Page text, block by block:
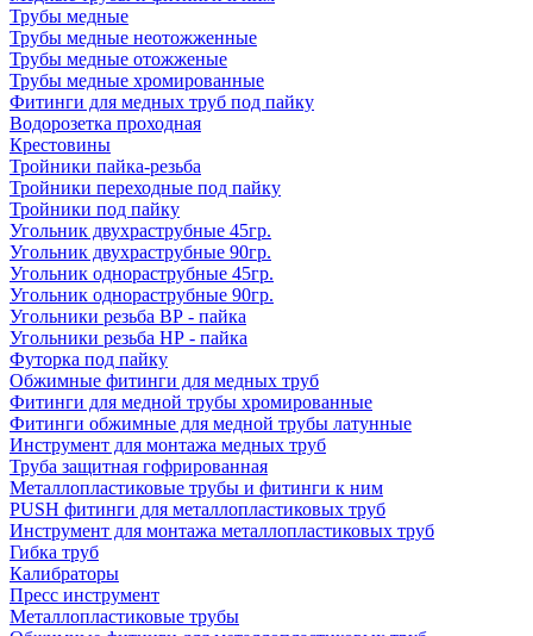
Трубы медные
Трубы медные неотожженные
Трубы медные отожженые
Трубы медные хромированные
Фитинги для медных труб под пайку
Водорозетка проходная
Крестовины
Тройники пайка-резьба
Тройники переходные под пайку
Тройники под пайку
Угольник двухраструбные 45гр.
Угольник двухраструбные 90гр.
Угольник однораструбные 45гр.
Угольник однораструбные 90гр.
Угольники резьба ВР - пайка
Угольники резьба НР - пайка
Футорка под пайку
Обжимные фитинги для медных труб
Фитинги для медной трубы хромированные
Фитинги обжимные для медной трубы латунные
Инструмент для монтажа медных труб
Труба защитная гофрированная
Металлопластиковые трубы и фитинги к ним
PUSH фитинги для металлопластиковых труб
Инструмент для монтажа металлопластиковых труб
Гибка труб
Калибраторы
Пресс инструмент
Металлопластиковые трубы